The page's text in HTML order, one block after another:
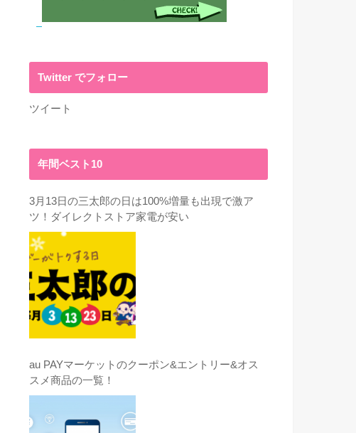
Twitter でフォロー
ツイート
年間ベスト10
3月13日の三太郎の日は100%増量も出現で激ア
ツ！ダイレクトストア家電が安い
au PAYマーケットのクーポン&エントリー&オス
スメ商品の一覧！